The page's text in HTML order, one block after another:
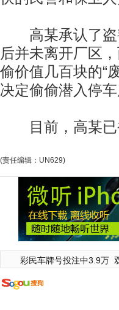
高某承认了盗
后并未离开厂区
偷价值几百块的“
决定偷偷潜入停车
目前，高某已
(责任编辑：UN629)
彩民车牌号投注中3.9万